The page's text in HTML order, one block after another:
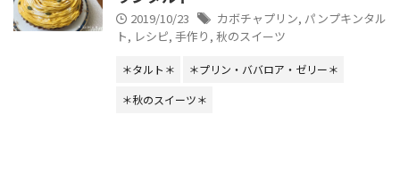
2019/10/23 カボチャプリン, パンプキンタル
ト, レシピ, 手作り , 秋のスイーツ
＊タルト＊
＊プリン・ババロア・ゼリー＊
＊秋のスイーツ＊